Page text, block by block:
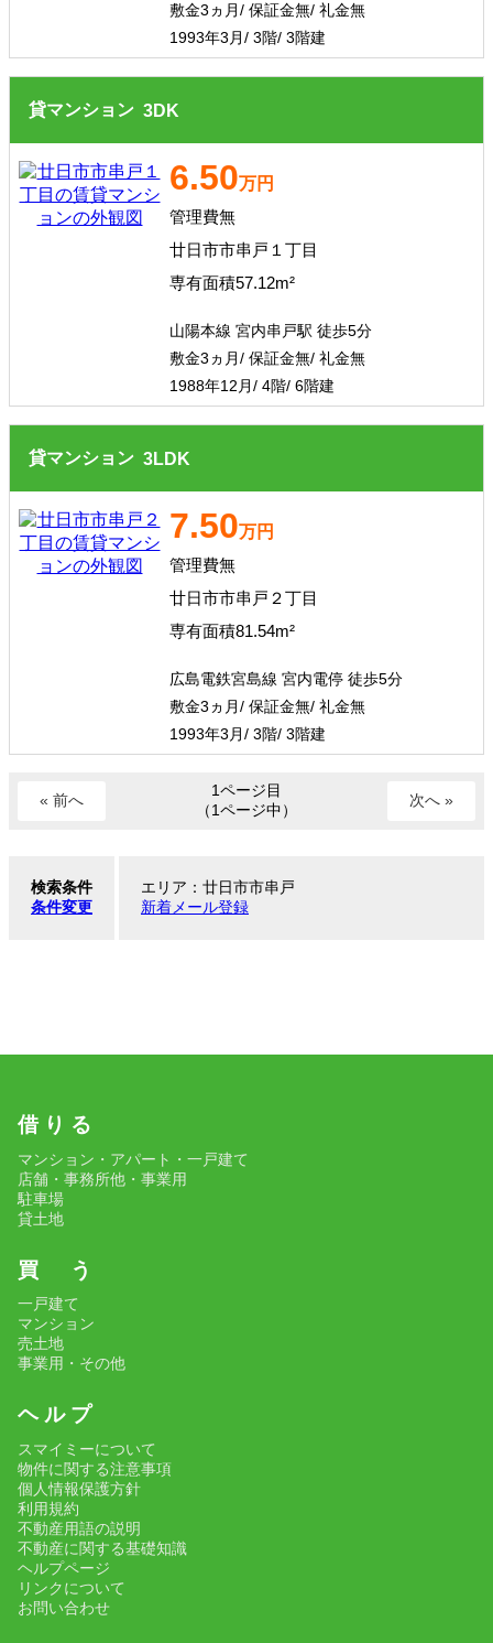
敷金3ヵ月/ 保証金無/ 礼金無
1993年3月/ 3階/ 3階建
貸マンション 3DK
6.50万円
管理費無
廿日市市串戸１丁目
専有面積57.12m²
山陽本線 宮内串戸駅 徒歩5分
敷金3ヵ月/ 保証金無/ 礼金無
1988年12月/ 4階/ 6階建
貸マンション 3LDK
7.50万円
管理費無
廿日市市串戸２丁目
専有面積81.54m²
広島電鉄宮島線 宮内電停 徒歩5分
敷金3ヵ月/ 保証金無/ 礼金無
1993年3月/ 3階/ 3階建
« 前へ
1ページ目
（1ページ中）
次へ »
検索条件
条件変更
エリア：廿日市市串戸
新着メール登録
借 り る
マンション・アパート・一戸建て
店舗・事務所他・事業用
駐車場
貸土地
買 う
一戸建て
マンション
売土地
事業用・その他
ヘ ル プ
スマイミーについて
物件に関する注意事項
個人情報保護方針
利用規約
不動産用語の説明
不動産に関する基礎知識
ヘルプページ
リンクについて
お問い合わせ